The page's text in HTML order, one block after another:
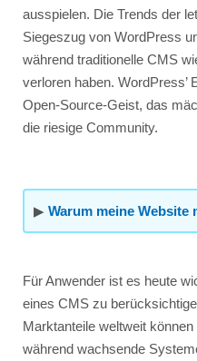
ausspielen. Die Trends der
Siegeszug von WordPress
während traditionelle CMS
verloren haben. WordPress’
Open-Source-Geist, das
die riesige Community.
▶ Warum meine Website
Für Anwender ist es heute
eines CMS zu
Marktanteile weltweit
während wachsende